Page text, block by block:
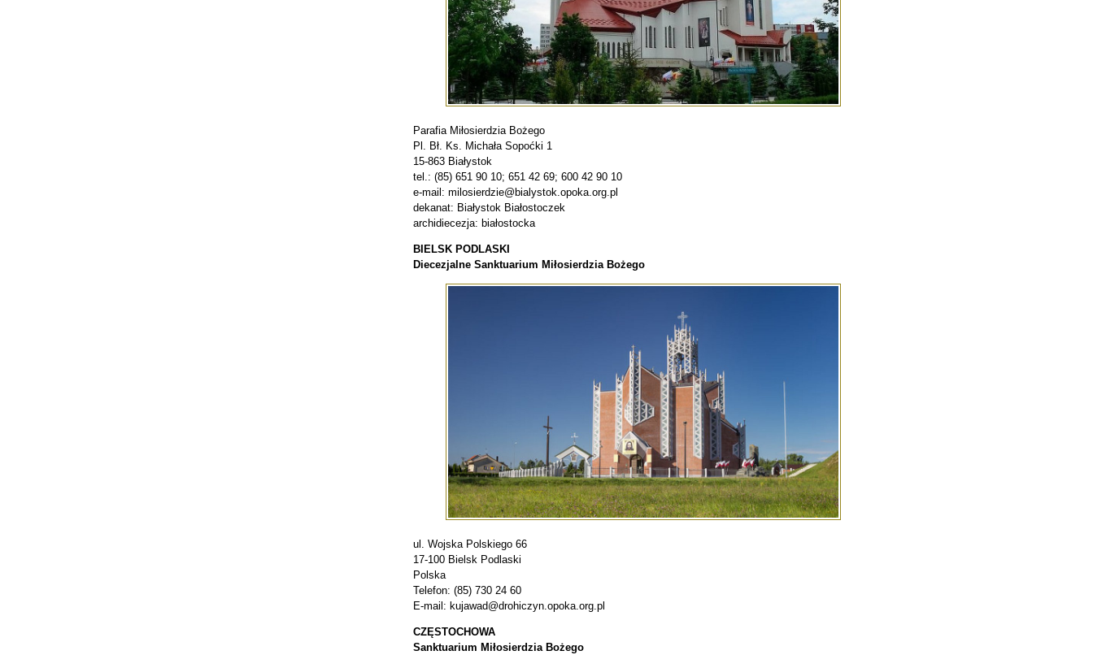
Parafia Miłosierdzia Bożego
Pl. Bł. Ks. Michała Sopoćki 1
15-863 Białystok
tel.: (85) 651 90 10; 651 42 69; 600 42 90 10
e-mail: milosierdzie@bialystok.opoka.org.pl
dekanat: Białystok Białostoczek
archidiecezja: białostocka
BIELSK PODLASKI
Diecezjalne Sanktuarium Miłosierdzia Bożego
ul. Wojska Polskiego 66
17-100 Bielsk Podlaski
Polska
Telefon: (85) 730 24 60
E-mail: kujawad@drohiczyn.opoka.org.pl
CZĘSTOCHOWA
Sanktuarium Miłosierdzia Bożego